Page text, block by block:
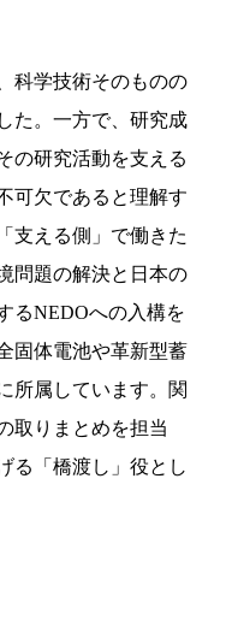
科学技術そのものの
た。一方で、研究成
の研究活動を支える
可欠であると理解す
支える側」で働きた
問題の解決と日本の
るNEDOへの入構を
固体電池や革新型蓄
所属しています。関
取りまとめを担当
る「橋渡し」役とし